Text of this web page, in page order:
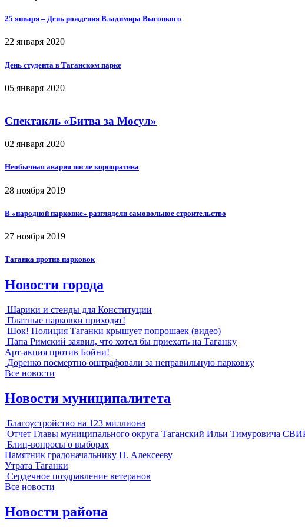
25 января – День рождения Владимира Высоцкого
22 января 2020
День студента в Таганском парке
05 января 2020
Спектакль «Битва за Мосул»
02 января 2020
Необычная авария после корпоратива
28 ноября 2019
В «народной парковке» разглядели самовольное строительство
27 ноября 2019
Таганка против парковок
Новости города
Шарики и стенды для Конституции
Платные парковки приходят!
Шок! Полиция Таганки крышует попрошаек (видео)
Папа Римский заявил, что хотел бы приехать на Таганку
Арт-акция против Бойни!
Доренко посмертно оштрафовали за неправильную парковку
Все новости
Новости муниципалитета
Благоустройство на 123 миллиона
Отчет Главы муниципального округа Таганский Ильи Тимуровича
Блиц-вопросы о выборах
Памятник градоначальнику Н. Алексееву
Утрата Таганки
Сердечное поздравление ветеранов
Все новости
Новости района